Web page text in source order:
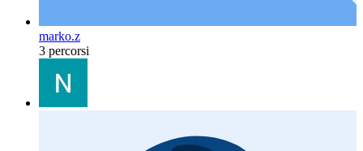
marko.z
3 percorsi